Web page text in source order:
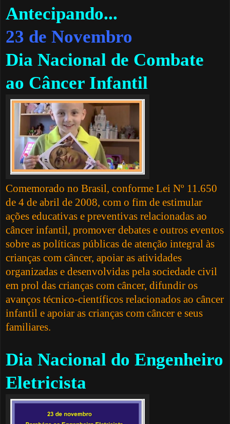
Antecipando...
23 de Novembro
Dia Nacional de Combate
ao Câncer Infantil
Comemorado no Brasil, conforme Lei Nº 11.650
de 4 de abril de 2008, com o fim de estimular
ações educativas e preventivas relacionadas ao
câncer infantil, promover debates e outros eventos
sobre as políticas públicas de atenção integral às
crianças com câncer, apoiar as atividades
organizadas e desenvolvidas pela sociedade civil
em prol das crianças com câncer, difundir os
avanços técnico-científicos relacionados ao câncer
infantil e apoiar as crianças com câncer e seus
familiares.
Dia Nacional do Engenheiro
Eletricista